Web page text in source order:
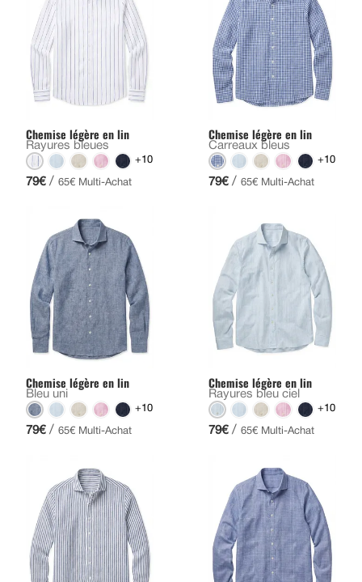
Chemise légère en lin
Rayures bleues
+10
79€ / 65€ Multi-Achat
Chemise légère en lin
Carreaux bleus
+10
79€ / 65€ Multi-Achat
Chemise légère en lin
Bleu uni
+10
79€ / 65€ Multi-Achat
Chemise légère en lin
Rayures bleu ciel
+10
79€ / 65€ Multi-Achat